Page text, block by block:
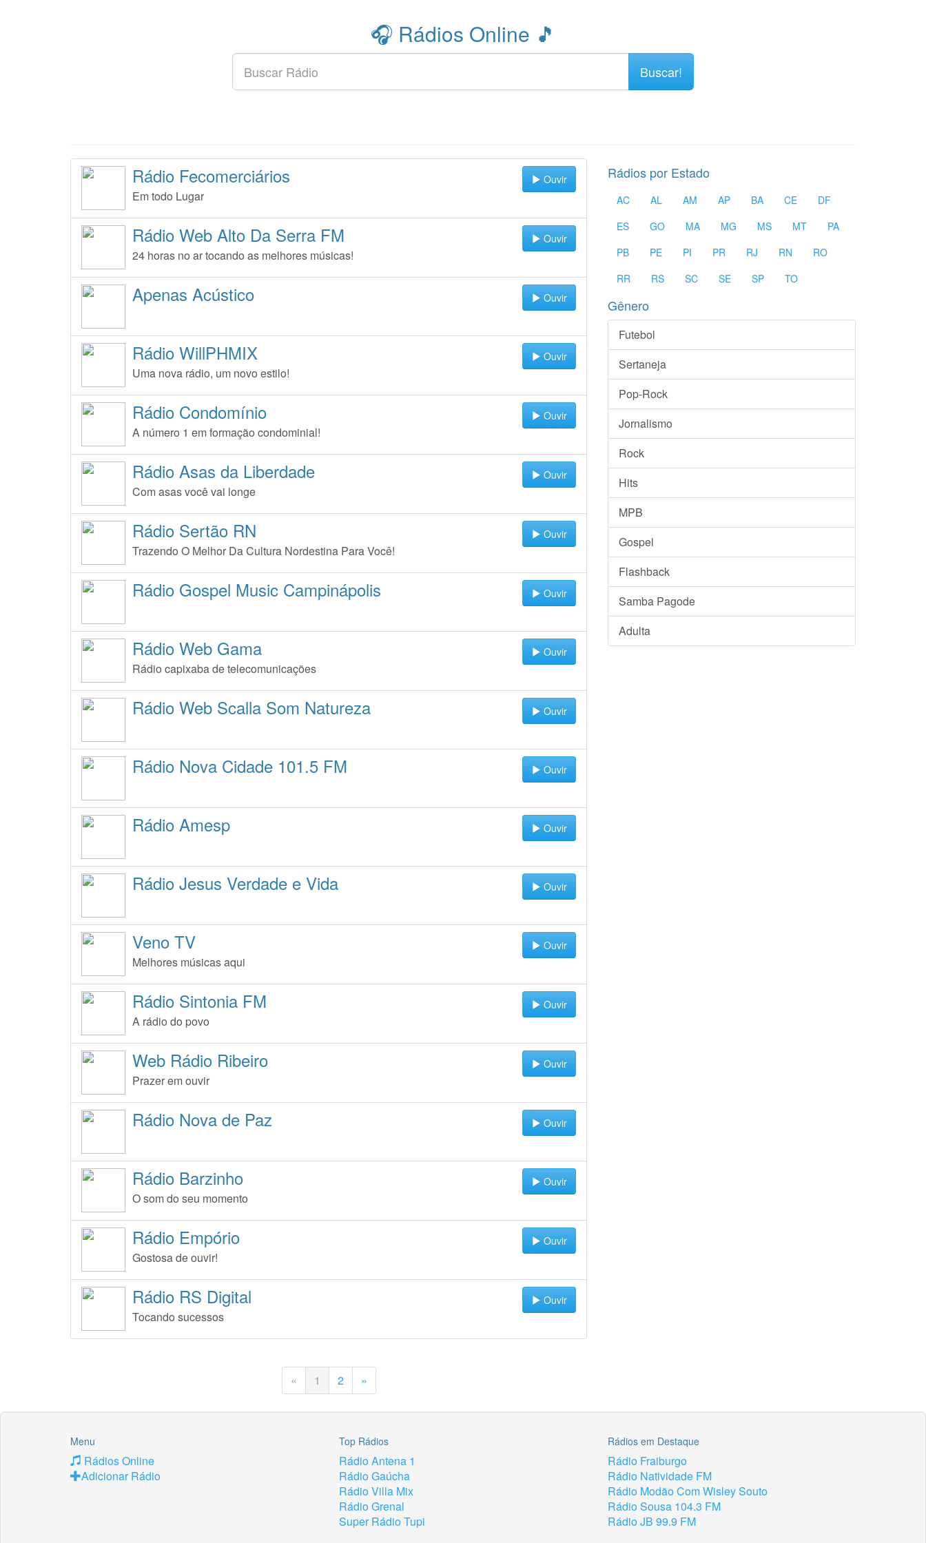
🎧 Rádios Online 🎵
Buscar!
Ouvir
Rádio Fecomerciários
Em todo Lugar
Ouvir
Rádio Web Alto Da Serra FM
24 horas no ar tocando as melhores músicas!
Ouvir
Apenas Acústico
Ouvir
Rádio WillPHMIX
Uma nova rádio, um novo estilo!
Ouvir
Rádio Condomínio
A número 1 em formação condominial!
Ouvir
Rádio Asas da Liberdade
Com asas você vai longe
Ouvir
Rádio Sertão RN
Trazendo O Melhor Da Cultura Nordestina Para Você!
Ouvir
Rádio Gospel Music Campinápolis
Ouvir
Rádio Web Gama
Rádio capixaba de telecomunicações
Ouvir
Rádio Web Scalla Som Natureza
Ouvir
Rádio Nova Cidade 101.5 FM
Ouvir
Rádio Amesp
Ouvir
Rádio Jesus Verdade e Vida
Ouvir
Veno TV
Melhores músicas aqui
Ouvir
Rádio Sintonia FM
A rádio do povo
Ouvir
Web Rádio Ribeiro
Prazer em ouvir
Ouvir
Rádio Nova de Paz
Ouvir
Rádio Barzinho
O som do seu momento
Ouvir
Rádio Empório
Gostosa de ouvir!
Ouvir
Rádio RS Digital
Tocando sucessos
« 1 2 »
Rádios por Estado
AC AL AM AP BA CE
DF
ES
GO MA MG MS MT
PA
PB
PE PI PR RJ RN
RO
RR
RS SC SE SP TO
Gênero
Futebol
Sertaneja
Pop-Rock
Jornalismo
Rock
Hits
MPB
Gospel
Flashback
Samba Pagode
Adulta
Menu
Rádios Online
Adicionar Rádio
Top Rádios
Rádio Antena 1
Rádio Gaúcha
Rádio Villa Mix
Rádio Grenal
Super Rádio Tupi
Rádios em Destaque
Rádio Fraiburgo
Rádio Natividade FM
Rádio Modão Com Wisley Souto
Rádio Sousa 104.3 FM
Rádio JB 99.9 FM